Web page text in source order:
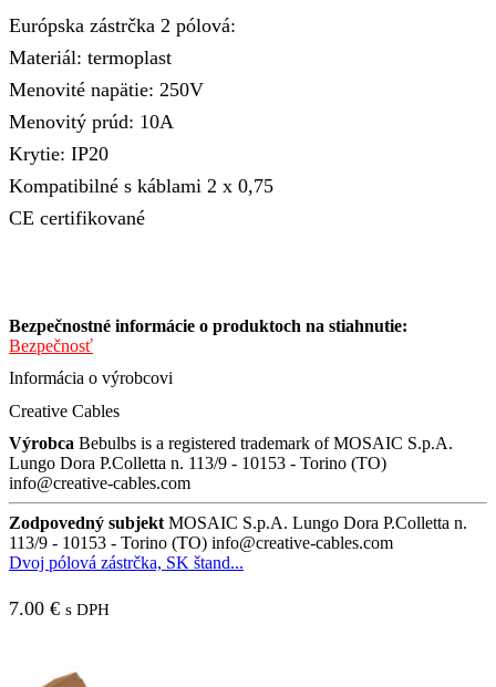
Európska zástrčka 2 pólová:
Materiál: termoplast
Menovité napätie: 250V
Menovitý prúd: 10A
Krytie: IP20
Kompatibilné s káblami 2 x 0,75
CE certifikované
Bezpečnostné informácie o produktoch na stiahnutie:
Bezpečnosť
Informácia o výrobcovi
Creative Cables
Výrobca Bebulbs is a registered trademark of MOSAIC S.p.A.
Lungo Dora P.Colletta n. 113/9 - 10153 - Torino (TO)
info@creative-cables.com
Zodpovedný subjekt MOSAIC S.p.A. Lungo Dora P.Colletta n.
113/9 - 10153 - Torino (TO) info@creative-cables.com
Dvoj pólová zástrčka, SK štand...
7.00 € s DPH